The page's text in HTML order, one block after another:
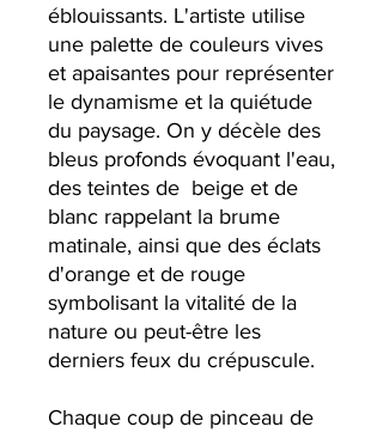
éblouissants. L'artiste utilise
une palette de couleurs vives
et apaisantes pour représenter
le dynamisme et la quiétude
du paysage. On y décèle des
bleus profonds évoquant l'eau,
des teintes de beige et de
blanc rappelant la brume
matinale, ainsi que des éclats
d'orange et de rouge
symbolisant la vitalité de la
nature ou peut-être les
derniers feux du crépuscule.
Chaque coup de pinceau de